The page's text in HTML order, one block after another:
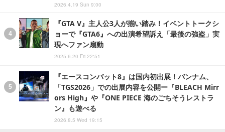
2026.4.19 Sun 9:00
『GTA V』主人公3人が揃い踏み！イベントトークシ
ョーで『GTA6』への出演希望訴え「最後の強盗」実
現へファン扇動
2025.6.20 Fri 22:51
『エースコンバット8』は国内初出展！バンナム、
「TGS2026」での出展内容を公開ー『BLEACH Mirr
ors High』や『ONE PIECE 海のごちそうレストラ
ン』も遊べる
2026.8.5 Wed 19:15